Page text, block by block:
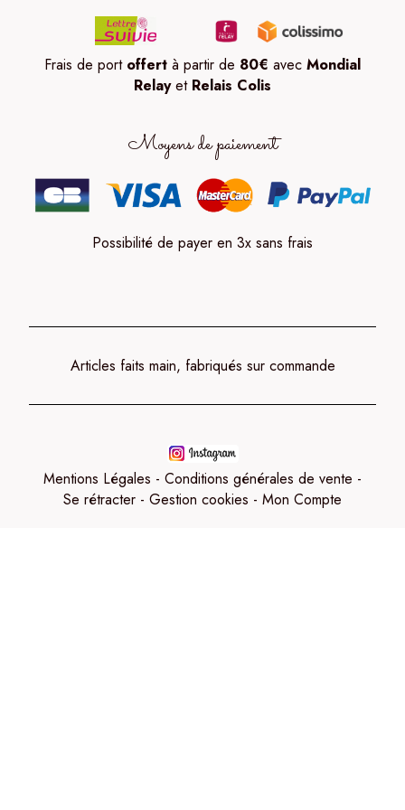
Frais de port offert à partir de 80€ avec Mondial
Relayet Relais Colis
Moyens de paiement
Possibilité de payer en 3x sans frais
Articles faits main, fabriqués sur commande
Mentions Légales
Conditions générales de vente
Se rétracter
Gestion cookies Mon Compte